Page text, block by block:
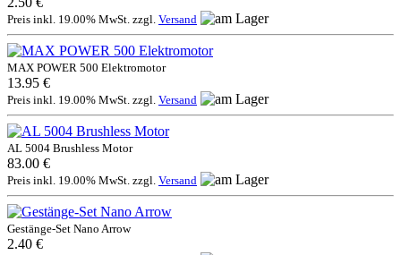
Preis inkl. 19.00% MwSt. zzgl. Versand
MAX POWER 500 Elektromotor
13.95 €
Preis inkl. 19.00% MwSt. zzgl. Versand
AL 5004 Brushless Motor
83.00 €
Preis inkl. 19.00% MwSt. zzgl. Versand
Gestänge-Set Nano Arrow
2.40 €